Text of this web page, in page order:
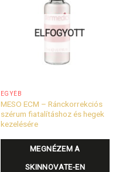
ELFOGYOTT
EGYÉB
MESO ECM – Ránckorrekciós
szérum fiatalításhoz és hegek
kezelésére
MEGNÉZEM A
SKINNOVATE-EN